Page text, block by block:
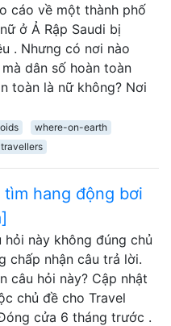
cáo về một thành phố
ở Ả Rập Saudi bị
. Nhưng có nơi nào
dân số hoàn toàn
toàn là nữ không? Nơi
where-on-earth
hang động bơi
này không đúng chủ
chấp nhận câu trả lời.
câu hỏi này? Cập nhật
chủ đề cho Travel
cửa 6 tháng trước .